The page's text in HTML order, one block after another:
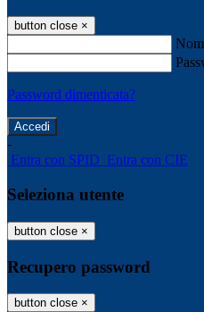
button close ×
Password dimenticata?
-
Entra con SPID Entra con CIE
Seleziona utente
button close ×
Recupero password
button close ×